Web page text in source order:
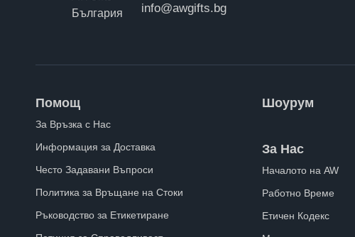
info@awgifts.bg
Помощ
За Връзка с Нас
Информация за Доставка
Често Задавани Въпроси
Политика за Връщане на Стоки
Ръководство за Етикетиране
Шоурум
За Нас
Началото на AW
Работно Време
Етичен Кодекс